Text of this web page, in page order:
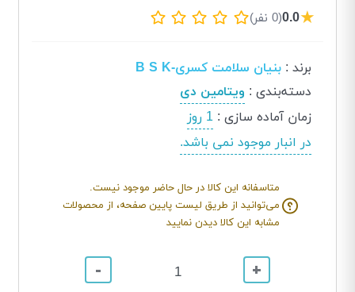
★
0.0(0 نفر)
برند :بنیان سلامت کسری-B S K
دسته‌بندی : ویتامین دی
زمان آماده سازی :1 روز
در انبار موجود نمی باشد.
متاسفانه این کالا در حال حاضر موجود نیست.
می‌توانید از طریق لیست پایین صفحه، از محصولات
مشابه این کالا دیدن نمایید
+
-